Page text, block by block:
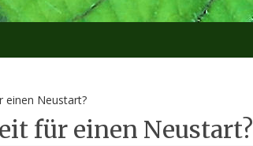
einen Neustart?
für einen Neustart?